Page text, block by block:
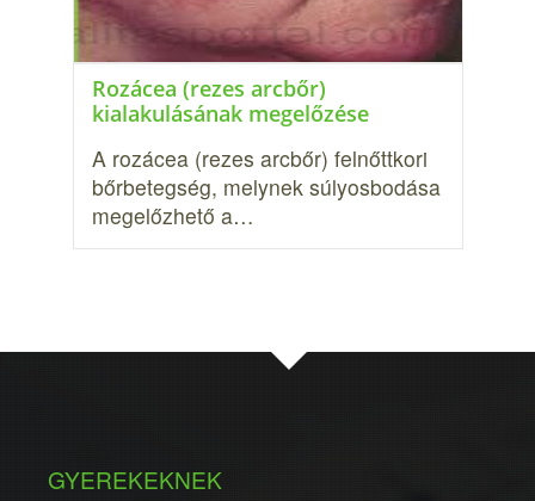
Rozácea (rezes arcbőr)
kialakulásának megelőzése
A rozácea (rezes arcbőr) felnőttkori
bőrbetegség, melynek súlyosbodása
megelőzhető a…
GYEREKEKNEK